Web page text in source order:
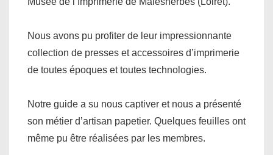
Nous avons pu profiter de leur impressionnante
collection de presses et accessoires d’imprimerie
de toutes époques et toutes technologies.
Notre guide a su nous captiver et nous a présenté
son métier d’artisan papetier. Quelques feuilles ont
même pu être réalisées par les membres.